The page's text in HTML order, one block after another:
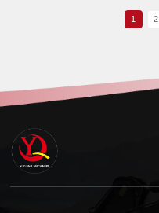
1 2